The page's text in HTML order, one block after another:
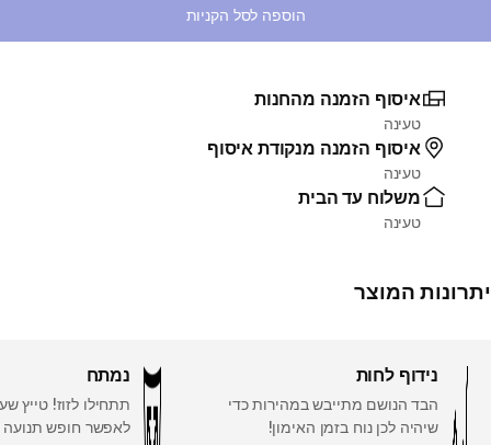
הוספה לסל הקניות
איסוף הזמנה מהחנות
טעינה
איסוף הזמנה מנקודת איסוף
טעינה
משלוח עד הבית
טעינה
יתרונות המוצר
נידוף לחות
הבד הנושם מתייבש במהירות כדי
שיהיה לכן נוח בזמן האימון!
נמתח
תתחילו לזוז! טייץ
לאפשר חופש